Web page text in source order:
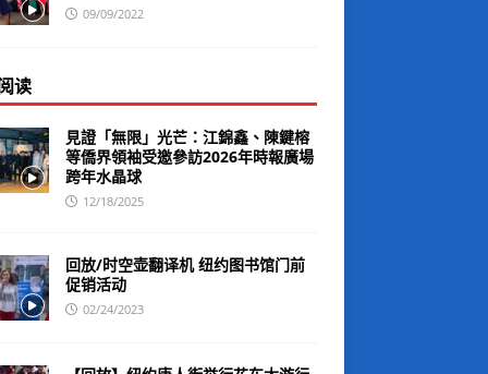
09/09/2022
读
見證「無限」光芒：江錦鑫、陳鍵榕
等僑界領袖受邀參訪2026年時報廣場
跨年水晶球
12/18/2025
回放/时空壶翻译机 纽约图书馆门前
促销活动
02/24/2023